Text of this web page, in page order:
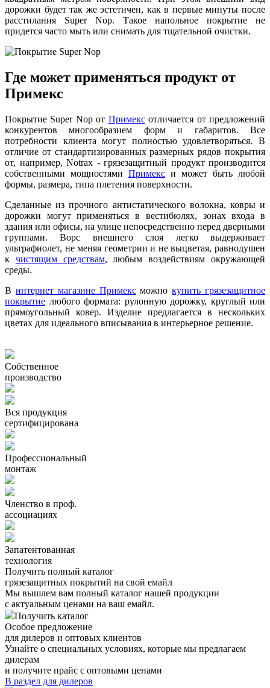
дорожки будет так же эстетичен, как в первые минуты после
расстилания Super Nop. Такое напольное покрытие не
придется часто мыть или снимать для тщательной очистки.
Где может применяться продукт от
Примекс
Покрытие Super Nop от Примексотличается от предложений
конкурентов многообразием форм и габаритов. Все
потребности клиента могут полностью удовлетворяться. В
отличие от стандартизированных размерных рядов покрытия
от, например, Notrax - грязезащитный продукт производится
собственными мощностями Примекс и может быть любой
формы, размера, типа плетения поверхности.
Сделанные из прочного антистатического волокна, ковры и
дорожки могут применяться в вестибюлях, зонах входа в
здания или офисы, на улице непосредственно перед дверными
группами. Ворс внешнего слоя легко выдерживает
ультрафиолет, не меняя геометрии и не выцветая, равнодушен
к чистящим средствам, любым воздействиям окружающей
среды.
В интернет магазине Примексможнокупить грязезащитное
покрытие любого формата: рулонную дорожку, круглый или
прямоугольный ковер. Изделие предлагается в нескольких
цветах для идеального вписывания в интерьерное решение.
Собственное
производство
Вся продукция
сертифицирована
Профессиональный
монтаж
Членство в проф.
ассоциациях
Запатентованная
технология
Получить полный каталог
грязезащитных покрытий на свой емайл
Мы вышлем вам полный каталог нашей продукции
с актуальным ценами на ваш емайл.
Получить каталог
Особое предложение
для дилеров и оптовых клиентов
Узнайте о специальных условиях, которые мы предлагаем
дилерам
и получите прайс с оптовыми ценами
В раздел для дилеров